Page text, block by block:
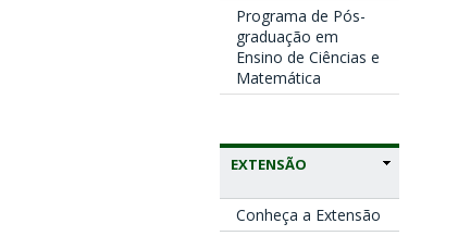
Programa de Pós-
graduação em
Ensino de Ciências e
Matemática
EXTENSÃO
Conheça a Extensão